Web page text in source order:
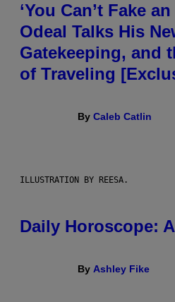
‘You Can’t Fake
Odeal Talks His
Gatekeeping, and
of Traveling
By Caleb Catlin
ILLUSTRATION BY REESA.
Daily Horoscope:
By Ashley Fike